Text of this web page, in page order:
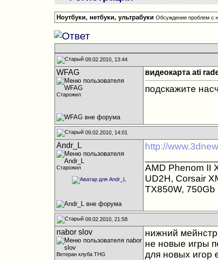
Ноутбуки, нетбуки, ультрабуки Обсуждение проблем с
09.02.2010, 13:44
WFAG
Старожил
видеокарта ati
подскажите
09.02.2010, 14:01
Andr_L
Старожил
http://
AMD Phenom II
UD2H, Corsair
TX850W,
09.02.2010, 21:58
nabor slov
Ветеран клуба THG
нижний
не новые игры
для новых игор